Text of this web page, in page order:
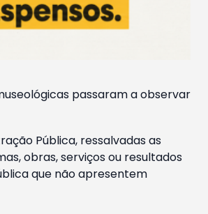
passaram a observar
Pública, ressalvadas as
obras, serviços ou resultados
que não apresentem